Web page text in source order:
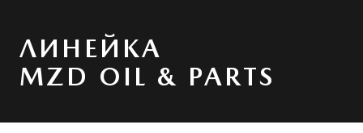
Руководства по эксплуатации
Cправочные руководства
Новости
КОНТАКТЫ
ЛИНЕЙКА
MZD OIL & PARTS